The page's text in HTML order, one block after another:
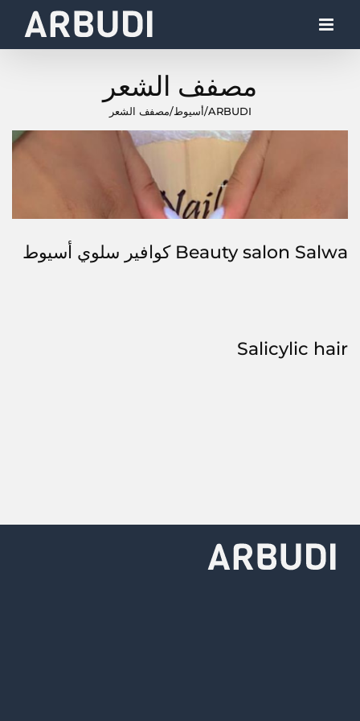
مصفف الشعر
ARBUDI
/أسيوط/مصفف الشعر
Beauty salon Salwa كوافير سلوي أسيوط
Salicylic hair